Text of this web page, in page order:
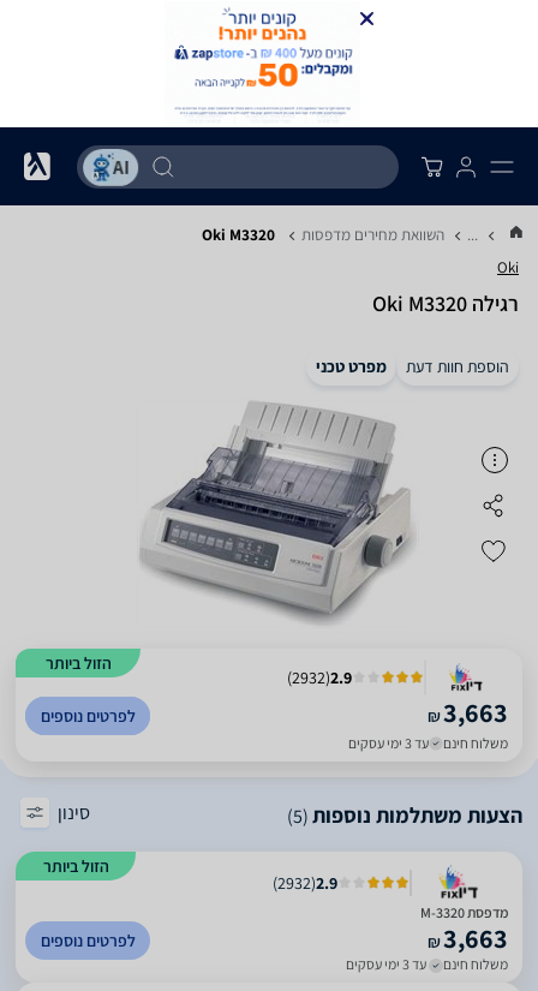
... השוואת מחירים מדפסות Oki M3320
Oki
‏רגילה Oki M3320
הוספת חוות דעת מפרט טכני
הזול ביותר
2.9
(
2932
)
₪3,663
משלוח חינם עד 3 ימי עסקים
לפרטים נוספים
הצעות משתלמות נוספות(5) סינון
הזול ביותר
2.9
(
2932
)
מדפסת M-3320
₪3,663
משלוח חינם עד 3 ימי עסקים
לפרטים נוספים